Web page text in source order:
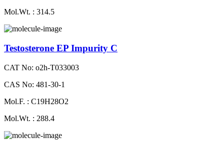
Mol.Wt. : 314.5
Testosterone EP Impurity C
CAT No: o2h-T033003
CAS No: 481-30-1
Mol.F. : C19H28O2
Mol.Wt. : 288.4